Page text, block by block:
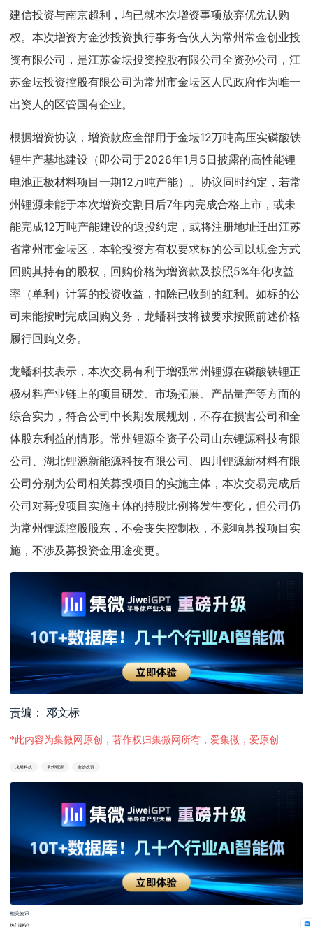
建信投资与南京超利，均已就本次增资事项放弃优先认购
权。本次增资方金沙投资执行事务合伙人为常州常金创业投
资有限公司，是江苏金坛投资控股有限公司全资孙公司，江
苏金坛投资控股有限公司为常州市金坛区人民政府作为唯一
出资人的区管国有企业。
根据增资协议，增资款应全部用于金坛12万吨高压实磷酸铁
锂生产基地建设（即公司于2026年1月5日披露的高性能锂
电池正极材料项目一期12万吨产能）。协议同时约定，若常
州锂源未能于本次增资交割日后7年内完成合格上市，或未
能完成12万吨产能建设的返投约定，或将注册地址迁出江苏
省常州市金坛区，本轮投资方有权要求标的公司以现金方式
回购其持有的股权，回购价格为增资款及按照5%年化收益
率（单利）计算的投资收益，扣除已收到的红利。如标的公
司未能按时完成回购义务，龙蟠科技将被要求按照前述价格
履行回购义务。
龙蟠科技表示，本次交易有利于增强常州锂源在磷酸铁锂正
极材料产业链上的项目研发、市场拓展、产品量产等方面的
综合实力，符合公司中长期发展规划，不存在损害公司和全
体股东利益的情形。常州锂源全资子公司山东锂源科技有限
公司、湖北锂源新能源科技有限公司、四川锂源新材料有限
公司分别为公司相关募投项目的实施主体，本次交易完成后
公司对募投项目实施主体的持股比例将发生变化，但公司仍
为常州锂源控股股东，不会丧失控制权，不影响募投项目实
施，不涉及募投资金用途变更。
责编： 邓文标
*此内容为集微网原创，著作权归集微网所有，爱集微，爱原创
龙蟠科技 常州锂源 金沙投资
相关资讯
热门评论